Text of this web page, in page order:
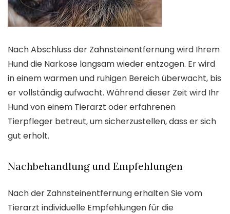
Nach Abschluss der Zahnsteinentfernung wird Ihrem
Hund die Narkose langsam wieder entzogen. Er wird
in einem warmen und ruhigen Bereich überwacht, bis
er vollständig aufwacht. Während dieser Zeit wird Ihr
Hund von einem Tierarzt oder erfahrenen
Tierpfleger betreut, um sicherzustellen, dass er sich
gut erholt.
Nachbehandlung und Empfehlungen
Nach der Zahnsteinentfernung erhalten Sie vom
Tierarzt individuelle Empfehlungen für die